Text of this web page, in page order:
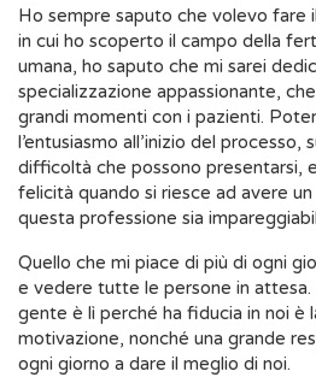
Ho sempre saputo che volevo fare
in cui ho scoperto il campo della
umana, ho saputo che mi sarei
specializzazione appassionante,
grandi momenti con i pazienti.
l’entusiasmo all’inizio del
difficoltà che possono presentarsi,
felicità quando si riesce ad avere
questa professione sia
Quello che mi piace di più di ogni
e vedere tutte le persone in
gente è lì perché ha fiducia in noi è
motivazione, nonché una grande
ogni giorno a dare il meglio di noi.